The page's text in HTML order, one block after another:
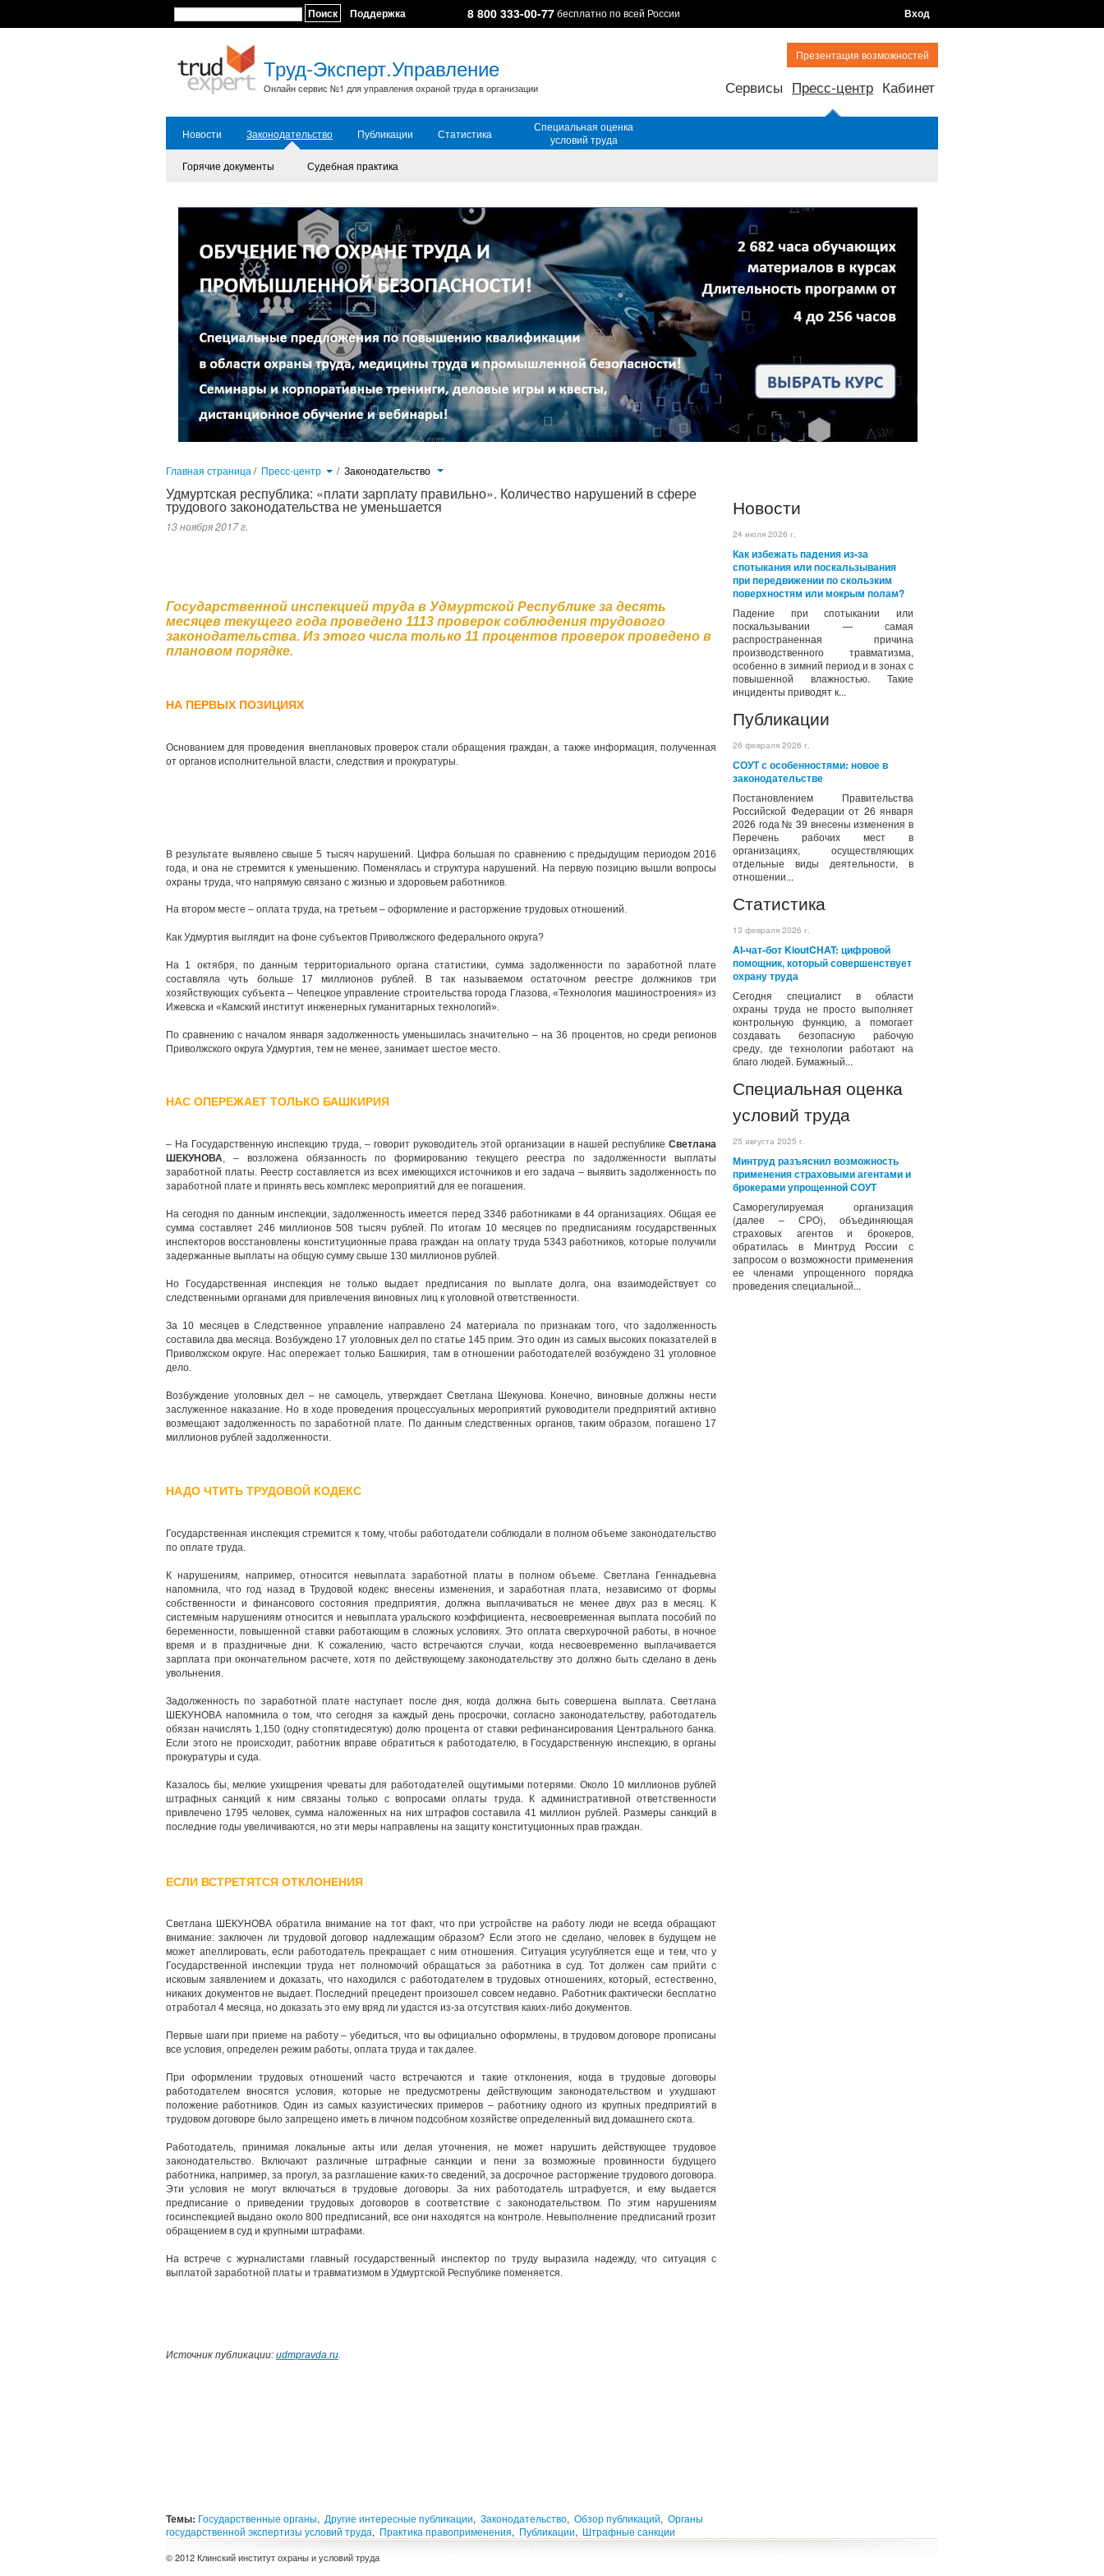
Поиск Поддержка 8 800 333-00-77бесплатно по всей России Вход
Труд-Эксперт.Управление
Онлайн сервис №1 для управления охраной труда в организации
Презентация возможностей
Сервисы Пресс-центр Кабинет
Новости Законодательство Публикации Статистика
Специальная оценка
условий труда
Горячие документы
Судебная практика
Главная страница / Пресс-центр / Законодательство
Новости
24 июля 2026 г.
Как избежать падения из-за
спотыкания или поскальзывания
при передвижении по скользким
поверхностям или мокрым полам?
Падение при спотыкании или
поскальзывании — самая
распространенная причина
производственного травматизма,
особенно в зимний период и в зонах с
повышенной влажностью. Такие
инциденты приводят к...
Публикации
26 февраля 2026 г.
СОУТ с особенностями: новое в
законодательстве
Постановлением Правительства
Российской Федерации от 26 января
2026 года № 39 внесены изменения в
Перечень рабочих мест в
организациях, осуществляющих
отдельные виды деятельности, в
отношении...
Статистика
13 февраля 2026 г.
AI-чат-бот KioutCHAT: цифровой
помощник, который совершенствует
охрану труда
Сегодня специалист в области
охраны труда не просто выполняет
контрольную функцию, а помогает
создавать безопасную рабочую
среду, где технологии работают на
благо людей. Бумажный...
Специальная оценка
условий труда
25 августа 2025 г.
Минтруд разъяснил возможность
применения страховыми агентами и
брокерами упрощенной СОУТ
Саморегулируемая организация
(далее – СРО), объединяющая
страховых агентов и брокеров,
обратилась в Минтруд России с
запросом о возможности применения
ее членами упрощенного порядка
проведения специальной...
Удмуртская республика: «плати зарплату правильно». Количество нарушений в сфере
трудового законодательства не уменьшается
13 ноября 2017 г.
Государственной инспекцией труда в Удмуртской Республике за десять
месяцев текущего года проведено 1113 проверок соблюдения трудового
законодательства. Из этого числа только 11 процентов проверок проведено в
плановом порядке.
НА ПЕРВЫХ ПОЗИЦИЯХ
Основанием для проведения внеплановых проверок стали обращения граждан, а также информация, полученная
от органов исполнительной власти, следствия и прокуратуры.
В результате выявлено свыше 5 тысяч нарушений. Цифра большая по сравнению с предыдущим периодом 2016
года, и она не стремится к уменьшению. Поменялась и структура нарушений. На первую позицию вышли вопросы
охраны труда, что напрямую связано с жизнью и здоровьем работников.
На втором месте – оплата труда, на третьем – оформление и расторжение трудовых отношений.
Как Удмуртия выглядит на фоне субъектов Приволжского федерального округа?
На 1 октября, по данным территориального органа статистики, сумма задолженности по заработной плате
составляла чуть больше 17 миллионов рублей. В так называемом остаточном реестре должников три
хозяйствующих субъекта – Чепецкое управление строительства города Глазова, «Технология машиностроения» из
Ижевска и «Камский институт инженерных гуманитарных технологий».
По сравнению с началом января задолженность уменьшилась значительно – на 36 процентов, но среди регионов
Приволжского округа Удмуртия, тем не менее, занимает шестое место.
НАС ОПЕРЕЖАЕТ ТОЛЬКО БАШКИРИЯ
– На Государственную инспекцию труда, – говорит руководитель этой организации в нашей республике Светлана
ШЕКУНОВА, – возложена обязанность по формированию текущего реестра по задолженности выплаты
заработной платы. Реестр составляется из всех имеющихся источников и его задача – выявить задолженность по
заработной плате и принять весь комплекс мероприятий для ее погашения.
На сегодня по данным инспекции, задолженность имеется перед 3346 работниками в 44 организациях. Общая ее
сумма составляет 246 миллионов 508 тысяч рублей. По итогам 10 месяцев по предписаниям государственных
инспекторов восстановлены конституционные права граждан на оплату труда 5343 работников, которые получили
задержанные выплаты на общую сумму свыше 130 миллионов рублей.
Но Государственная инспекция не только выдает предписания по выплате долга, она взаимодействует со
следственными органами для привлечения виновных лиц к уголовной ответственности.
За 10 месяцев в Следственное управление направлено 24 материала по признакам того, что задолженность
составила два месяца. Возбуждено 17 уголовных дел по статье 145 прим. Это один из самых высоких показателей в
Приволжском округе. Нас опережает только Башкирия, там в отношении работодателей возбуждено 31 уголовное
дело.
Возбуждение уголовных дел – не самоцель, утверждает Светлана Шекунова. Конечно, виновные должны нести
заслуженное наказание. Но в ходе проведения процессуальных мероприятий руководители предприятий активно
возмещают задолженность по заработной плате. По данным следственных органов, таким образом, погашено 17
миллионов рублей задолженности.
НАДО ЧТИТЬ ТРУДОВОЙ КОДЕКС
Государственная инспекция стремится к тому, чтобы работодатели соблюдали в полном объеме законодательство
по оплате труда.
К нарушениям, например, относится невыплата заработной платы в полном объеме. Светлана Геннадьевна
напомнила, что год назад в Трудовой кодекс внесены изменения, и заработная плата, независимо от формы
собственности и финансового состояния предприятия, должна выплачиваться не менее двух раз в месяц. К
системным нарушениям относится и невыплата уральского коэффициента, несвоевременная выплата пособий по
беременности, повышенной ставки работающим в сложных условиях. Это оплата сверхурочной работы, в ночное
время и в праздничные дни. К сожалению, часто встречаются случаи, когда несвоевременно выплачивается
зарплата при окончательном расчете, хотя по действующему законодательству это должно быть сделано в день
увольнения.
Задолженность по заработной плате наступает после дня, когда должна быть совершена выплата. Светлана
ШЕКУНОВА напомнила о том, что сегодня за каждый день просрочки, согласно законодательству, работодатель
обязан начислять 1,150 (одну стопятидесятую) долю процента от ставки рефинансирования Центрального банка.
Если этого не происходит, работник вправе обратиться к работодателю, в Государственную инспекцию, в органы
прокуратуры и суда.
Казалось бы, мелкие ухищрения чреваты для работодателей ощутимыми потерями. Около 10 миллионов рублей
штрафных санкций к ним связаны только с вопросами оплаты труда. К административной ответственности
привлечено 1795 человек, сумма наложенных на них штрафов составила 41 миллион рублей. Размеры санкций в
последние годы увеличиваются, но эти меры направлены на защиту конституционных прав граждан.
ЕСЛИ ВСТРЕТЯТСЯ ОТКЛОНЕНИЯ
Светлана ШЕКУНОВА обратила внимание на тот факт, что при устройстве на работу люди не всегда обращают
внимание: заключен ли трудовой договор надлежащим образом? Если этого не сделано, человек в будущем не
может апеллировать, если работодатель прекращает с ним отношения. Ситуация усугубляется еще и тем, что у
Государственной инспекции труда нет полномочий обращаться за работника в суд. Тот должен сам прийти с
исковым заявлением и доказать, что находился с работодателем в трудовых отношениях, который, естественно,
никаких документов не выдает. Последний прецедент произошел совсем недавно. Работник фактически бесплатно
отработал 4 месяца, но доказать это ему вряд ли удастся из-за отсутствия каких-либо документов.
Первые шаги при приеме на работу – убедиться, что вы официально оформлены, в трудовом договоре прописаны
все условия, определен режим работы, оплата труда и так далее.
При оформлении трудовых отношений часто встречаются и такие отклонения, когда в трудовые договоры
работодателем вносятся условия, которые не предусмотрены действующим законодательством и ухудшают
положение работников. Один из самых казуистических примеров – работнику одного из крупных предприятий в
трудовом договоре было запрещено иметь в личном подсобном хозяйстве определенный вид домашнего скота.
Работодатель, принимая локальные акты или делая уточнения, не может нарушить действующее трудовое
законодательство. Включают различные штрафные санкции и пени за возможные провинности будущего
работника, например, за прогул, за разглашение каких-то сведений, за досрочное расторжение трудового договора.
Эти условия не могут включаться в трудовые договоры. За них работодатель штрафуется, и ему выдается
предписание о приведении трудовых договоров в соответствие с законодательством. По этим нарушениям
госинспекцией выдано около 800 предписаний, все они находятся на контроле. Невыполнение предписаний грозит
обращением в суд и крупными штрафами.
На встрече с журналистами главный государственный инспектор по труду выразила надежду, что ситуация с
выплатой заработной платы и травматизмом в Удмуртской Республике поменяется.
Источник публикации: udmpravda.ru.
Темы: Государственные органы, Другие интересные публикации, Законодательство, Обзор публикаций, Органы
государственной экспертизы условий труда, Практика правоприменения, Публикации, Штрафные санкции
© 2012 Клинский институт охраны и условий труда